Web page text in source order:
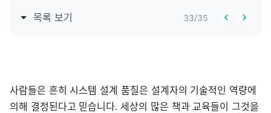
목록 보기 33/35
사람들은 흔히 시스템 설계 품질은 설계자의 기술적인 역량에
의해 결정된다고 믿습니다. 세상의 많은 책과 교육들이 그것을